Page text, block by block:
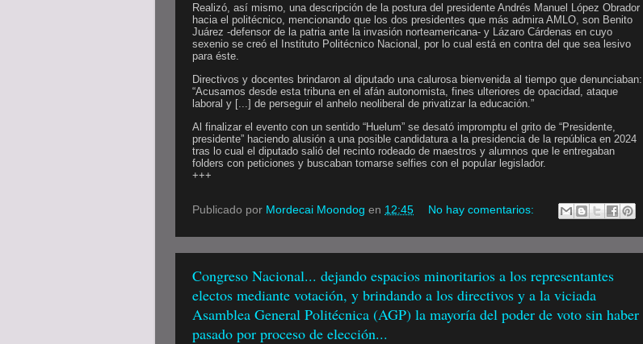
Realizó, así mismo, una descripción de la postura del presidente Andrés Manuel López Obrador
hacia el politécnico, mencionando que los dos presidentes que más admira AMLO, son Benito
Juárez -defensor de la patria ante la invasión norteamericana- y Lázaro Cárdenas en cuyo
sexenio se creó el Instituto Politécnico Nacional, por lo cual está en contra del que sea lesivo
para éste.
Directivos y docentes brindaron al diputado una calurosa bienvenida al tiempo que denunciaban:
“Acusamos desde esta tribuna en el afán autonomista, fines ulteriores de opacidad, ataque
laboral y [...] de perseguir el anhelo neoliberal de privatizar la educación.”
Al finalizar el evento con un sentido “Huelum” se desató impromptu el grito de “Presidente,
presidente” haciendo alusión a una posible candidatura a la presidencia de la república en 2024
tras lo cual el diputado salió del recinto rodeado de maestros y alumnos que le entregaban
folders con peticiones y buscaban tomarse selfies con el popular legislador.
+++
Publicado por Mordecai Moondog en 12:45 No hay comentarios:
Congreso Nacional... dejando espacios minoritarios a los representantes
electos mediante votación, y brindando a los directivos y a la viciada
Asamblea General Politécnica (AGP) la mayoría del poder de voto sin haber
pasado por proceso de elección...